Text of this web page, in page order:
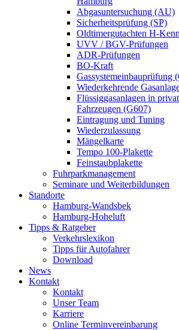
Abgasuntersuchung (AU)
Sicherheitsprüfung (SP)
Oldtimergutachten H-
UVV / BGV-Prüfungen
ADR-Prüfungen
BO-Kraft
Gassystemeinbauprüfung
Wiederkehrende
Flüssiggasanlagen in
Fahrzeugen (G607)
Eintragung und Tuning
Wiederzulassung
Mängelkarte
Tempo 100-Plakette
Feinstaubplakette
Fuhrparkmanagement
Seminare und Weiterbildungen
Standorte
Hamburg-Wandsbek
Hamburg-Hoheluft
Tipps & Ratgeber
Verkehrslexikon
Tipps für Autofahrer
Download
News
Kontakt
Kontakt
Unser Team
Karriere
Online Terminvereinbarung